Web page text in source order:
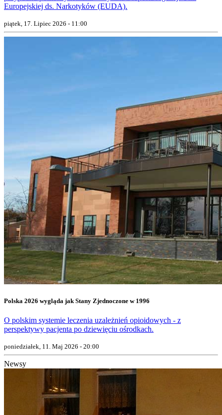
Europejskiej ds. Narkotyków (EUDA).
piątek, 17. Lipiec 2026 - 11:00
Polska 2026 wygląda jak Stany Zjednoczone w 1996
O polskim systemie leczenia uzależnień opioidowych - z
perspektywy pacjenta po dziewięciu ośrodkach.
poniedziałek, 11. Maj 2026 - 20:00
Newsy